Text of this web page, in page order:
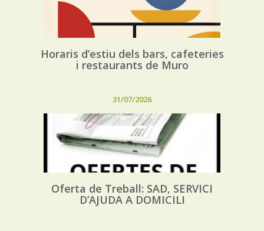
Horaris d’estiu dels bars, cafeteries
i restaurants de Muro
31/07/2026
Oferta de Treball: SAD, SERVICI
D’AJUDA A DOMICILI